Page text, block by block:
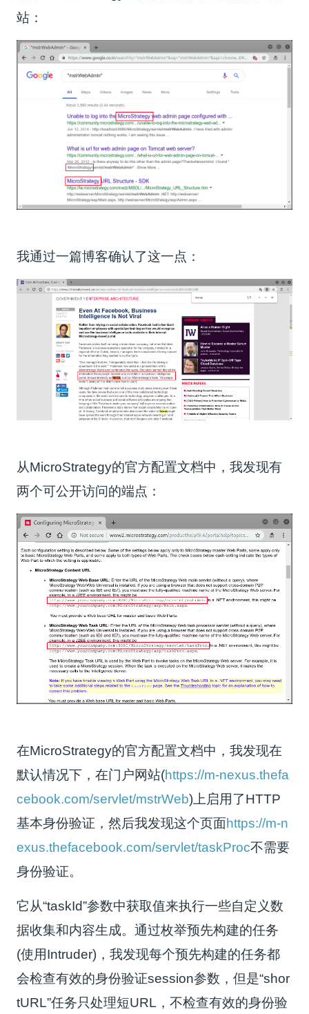
站：
我通过一篇博客确认了这一点：
从MicroStrategy的官方配置文档中，我发现有
两个可公开访问的端点：
在MicroStrategy的官方配置文档中，我发现在
默认情况下，在门户网站(https://m-nexus.thefa
cebook.com/servlet/mstrWeb)上启用了HTTP
基本身份验证，然后我发现这个页面https://m-n
exus.thefacebook.com/servlet/taskProc不需要
身份验证。
它从“taskId”参数中获取值来执行一些自定义数
据收集和内容生成。通过枚举预先构建的任务
(使用Intruder)，我发现每个预先构建的任务都
会检查有效的身份验证session参数，但是“shor
tURL”任务只处理短URL，不检查有效的身份验